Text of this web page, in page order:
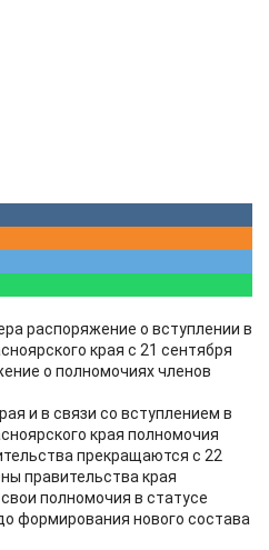
распоряжение о вступлении в
края с 21 сентября
о полномочиях членов
и в связи со вступлением в
края полномочия
прекращаются с 22
правительства края
полномочия в статусе
формирования нового состава